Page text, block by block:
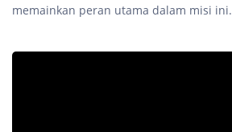
memainkan peran utama dalam misi ini.